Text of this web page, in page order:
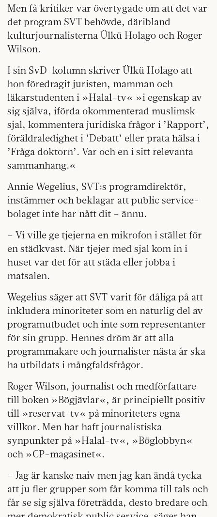
Men få kritiker var övertygade om att det var
det program SVT behövde, däribland
kulturjournalisterna Ülkü Holago och Roger
Wilson.
I sin SvD-kolumn skriver Ülkü Holago att
hon föredragit juristen, mamman och
läkarstudenten i »Halal-tv« »i egenskap av
sig själva, iförda okommenterad muslimsk
sjal, kommentera juridiska frågor i ’Rapport’,
föräldraledighet i ’Debatt’ eller prata hälsa i
’Fråga doktorn’. Var och en i sitt relevanta
sammanhang.«
Annie Wegelius, SVT:s programdirektör,
instämmer och beklagar att public service-
bolaget inte har nått dit – ännu.
– Vi ville ge tjejerna en mikrofon i stället för
en städkvast. När tjejer med sjal kom in i
huset var det för att städa eller jobba i
matsalen.
Wegelius säger att SVT varit för dåliga på att
inkludera minoriteter som en naturlig del av
programutbudet och inte som representanter
för sin grupp. Hennes dröm är att alla
programmakare och journalister nästa år ska
ha utbildats i mångfaldsfrågor.
Roger Wilson, journalist och medförfattare
till boken »Bögjävlar«, är principiellt positiv
till »reservat-tv« på minoriteters egna
villkor. Men har haft journalistiska
synpunkter på »Halal-tv«, »Böglobbyn«
och »CP-magasinet«.
– Jag är kanske naiv men jag kan ändå tycka
att ju fler grupper som får komma till tals och
får se sig själva företrädda, desto bredare och